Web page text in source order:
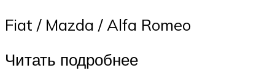
Fiat / Mazda / Alfa Romeo
Читать подробнее